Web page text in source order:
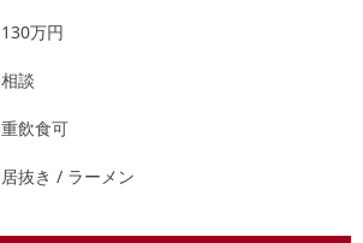
130万円
相談
重飲食可
居抜き / ラーメン